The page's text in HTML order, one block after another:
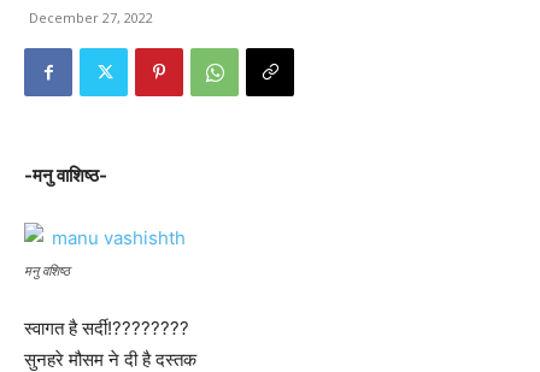
December 27, 2022
-मनु वाशिष्ठ-
मनु वशिष्ठ
स्वागत है सर्दी!????????
सुनहरे मौसम ने दी है दस्तक